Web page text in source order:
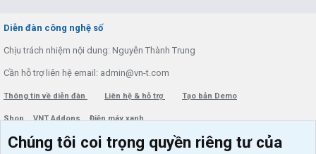
Diễn đàn công nghệ số
Chịu trách nhiệm nội dung: Nguyễn Thành Trung
Cần hỗ trợ liên hệ email: admin@vn-t.com
Thông tin về diễn đàn Liên hệ & hỗ trợ Tạo bản Demo
Shop VNT Addons Điện máy xanh
Menu thành viên Diễn đàn
Chúng tôi coi trọng quyền riêng tư của